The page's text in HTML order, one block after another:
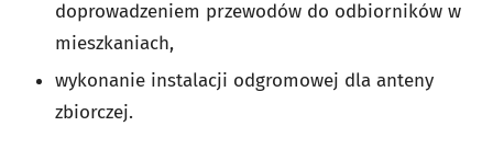
doprowadzeniem przewodów do odbiorników w
mieszkaniach,
wykonanie instalacji odgromowej dla anteny
zbiorczej.